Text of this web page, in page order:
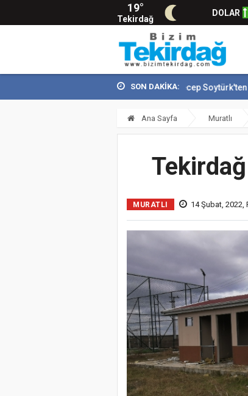
19°
Tekirdağ
DOLAR
SON DAKİKA:
Vali Recep Soytürk'ten 15
Ana Sayfa Muratlı
MURATLI 14 Şubat, 2022,